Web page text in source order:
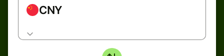
CNY